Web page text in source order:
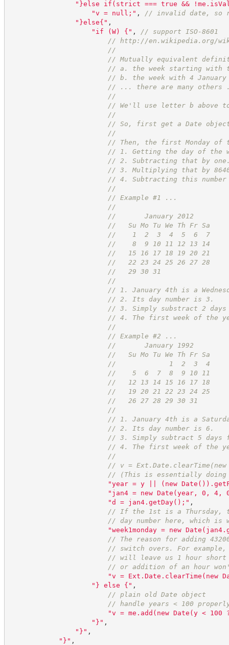
" }else if(strict === true &&
"v = null; " , // invalid date, so
" }else{ " ,
" if (W) { " , // support ISO-8601
//
http://en.wikipedia.org/
//
// Mutually equivalent
// a. the week starting with
// b. the week with 4
// ... there are many others
//
// We'll use letter b above
//
// So, first get a Date
//
// Then, the first Monday of
// 1. Getting the day of the
// 2. Subtracting that by
// 3. Multiplying that by
// 4. Subtracting this number
//
// Example #1 ...
//
// January 2012
// Su Mo Tu We Th Fr Sa
// 1  2  3  4  5  6  7
// 8  9 10 11 12 13 14
// 15 16 17 18 19 20 21
// 22 23 24 25 26 27 28
// 29 30 31
//
// 1. January 4th is a
// 2. Its day number is 3.
// 3. Simply substract 2 days
// 4. The first week of the
//
// Example #2 ...
// January 1992
// Su Mo Tu We Th Fr Sa
// 1  2  3  4
// 5  6  7  8  9 10 11
// 12 13 14 15 16 17 18
// 19 20 21 22 23 24 25
// 26 27 28 29 30 31
//
// 1. January 4th is a
// 2. Its day number is 6.
// 3. Simply subtract 5 days
// 4. The first week of the
//
// v = Ext.Date.clearTime(new
// (This is essentially doing
"year = y || (new
" jan4 = new Date(year, 0, 4,
"d = jan4.getDay(); " ,
// If the 1st is a Thursday,
// day number here, which is
"week1monday = new
// The reason for adding
// switch overs. For
// will leave us 1 hour
// or addition of an hour
"v = Ext.Date.clearTime(new
" } else { " ,
// plain old Date object
// handle years < 100
"v = me.add(new Date(y <
" } " ,
" } " ,
" } " ,